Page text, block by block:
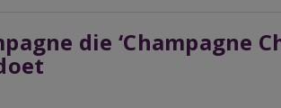
die ‘Champagne